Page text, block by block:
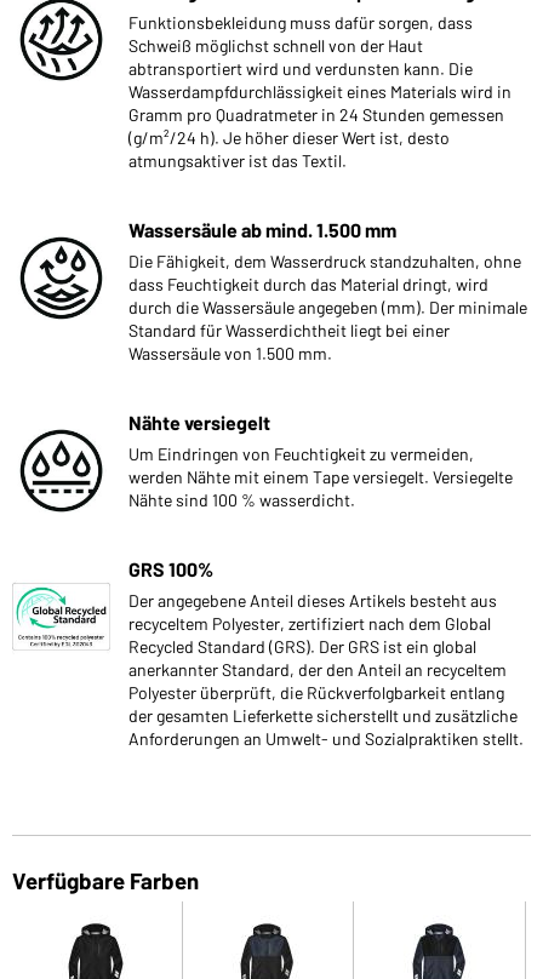
Funktionsbekleidung muss dafür sorgen, dass
Schweiß möglichst schnell von der Haut
abtransportiert wird und verdunsten kann. Die
Wasserdampfdurchlässigkeit eines Materials wird in
Gramm pro Quadratmeter in 24 Stunden gemessen
(g/m²/24 h). Je höher dieser Wert ist, desto
atmungsaktiver ist das Textil.
Wassersäule ab mind. 1.500 mm
Die Fähigkeit, dem Wasserdruck standzuhalten, ohne
dass Feuchtigkeit durch das Material dringt, wird
durch die Wassersäule angegeben (mm). Der minimale
Standard für Wasserdichtheit liegt bei einer
Wassersäule von 1.500 mm.
Nähte versiegelt
Um Eindringen von Feuchtigkeit zu vermeiden,
werden Nähte mit einem Tape versiegelt. Versiegelte
Nähte sind 100 % wasserdicht.
GRS 100%
Der angegebene Anteil dieses Artikels besteht aus
recyceltem Polyester, zertifiziert nach dem Global
Recycled Standard (GRS). Der GRS ist ein global
anerkannter Standard, der den Anteil an recyceltem
Polyester überprüft, die Rückverfolgbarkeit entlang
der gesamten Lieferkette sicherstellt und zusätzliche
Anforderungen an Umwelt- und Sozialpraktiken stellt.
Verfügbare Farben